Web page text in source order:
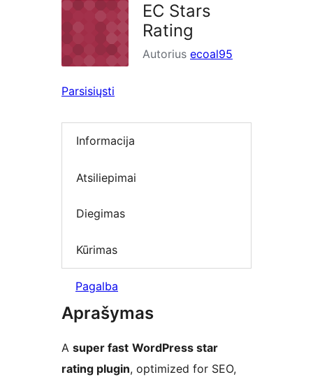
EC Stars
Rating
Autorius ecoal95
Parsisiųsti
Informacija
Atsiliepimai
Diegimas
Kūrimas
Pagalba
Aprašymas
A super fast WordPress star
rating plugin, optimized for SEO,